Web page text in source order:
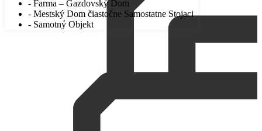
- Farma – Gazdovský Dom
- Mestský Dom čiastočne Samostatne Stojaci
- Samotný Objekt